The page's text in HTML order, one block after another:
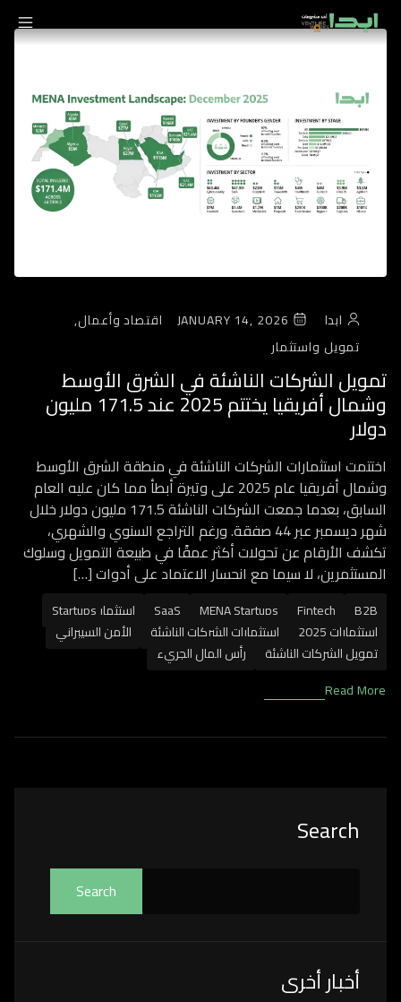
ابدا JANUARY 14, 2026
اقتصاد وأعمال,
تمويل واستثمار
تمويل الشركات الناشئة في الشرق الأوسط
وشمال أفريقيا يختتم 2025 عند 171.5 مليون
دولار
اختتمت استثمارات الشركات الناشئة في منطقة الشرق الأوسط
وشمال أفريقيا عام 2025 على وتيرة أبطأ مما كان عليه العام
السابق، بعدما جمعت الشركات الناشئة 171.5 مليون دولار خلال
شهر ديسمبر عبر 44 صفقة. ورغم التراجع السنوي والشهري،
تكشف الأرقام عن تحولات أكثر عمقًا في طبيعة التمويل وسلوك
المستثمرين، لا سيما مع انحسار الاعتماد على أدوات […]
B2B
Fintech
MENA Startups
SaaS
استثمار Startups
استثمارات 2025
استثمارات الشركات الناشئة
الأمن السيبراني
تمويل الشركات الناشئة
رأس المال الجريء
Read More
Search
Search
أخبار أخرى